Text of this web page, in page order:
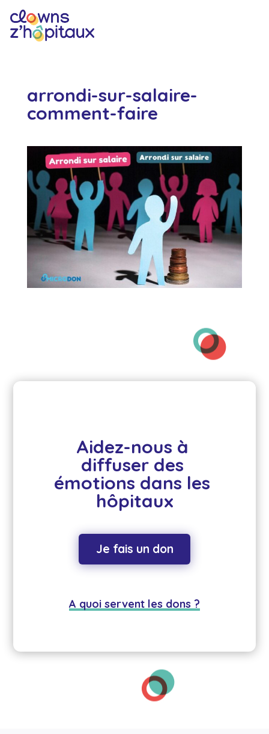
arrondi-sur-salaire-
comment-faire
Aidez-nous à
diffuser des
émotions dans les
hôpitaux
Je fais un don
A quoi servent les dons ?